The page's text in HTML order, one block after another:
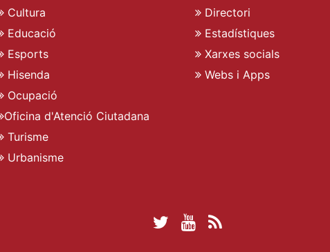
Cultura
Educació
Esports
Hisenda
Ocupació
Oficina d'Atenció Ciutadana
Turisme
Urbanisme
Directori
Estadístiques
Xarxes socials
Webs i Apps
Twitter Ajuntament
YouTube